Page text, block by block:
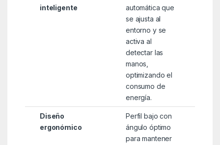
inteligente
automática que
se ajusta al
entorno y se
activa al
detectar las
manos,
optimizando el
consumo de
energía.
Diseño
ergonómico
Perfil bajo con
ángulo óptimo
para mantener